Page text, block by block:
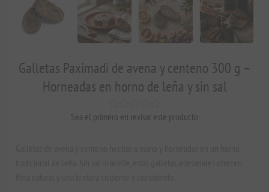
Galletas Paximadi de avena y centeno 300 g –
Horneadas en horno de leña y sin sal
Sea el primero en revisar este producto